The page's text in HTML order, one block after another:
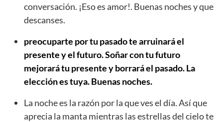
conversación. ¡Eso es amor!. Buenas noches y que
descanses.
preocuparte por tu pasado te arruinará el
presente y el futuro. Soñar con tu futuro
mejorará tu presente y borrará el pasado. La
elección es tuya. Buenas noches.
La noche es la razón por la que ves el día. Así que
aprecia la manta mientras las estrellas del cielo te